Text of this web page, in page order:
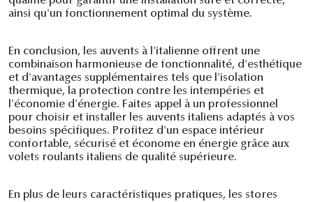
ainsi qu'un fonctionnement optimal du système.
En conclusion, les auvents à l'italienne offrent une
combinaison harmonieuse de fonctionnalité, d'esthétique
et d'avantages supplémentaires tels que l'isolation
thermique, la protection contre les intempéries et
l'économie d'énergie. Faites appel à un professionnel
pour choisir et installer les auvents italiens adaptés à vos
besoins spécifiques. Profitez d'un espace intérieur
confortable, sécurisé et économe en énergie grâce aux
volets roulants italiens de qualité supérieure.
En plus de leurs caractéristiques pratiques, les stores